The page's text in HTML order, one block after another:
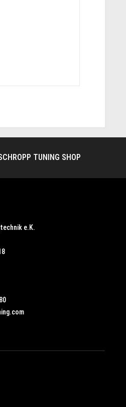
TUNING SHOP
e.K.